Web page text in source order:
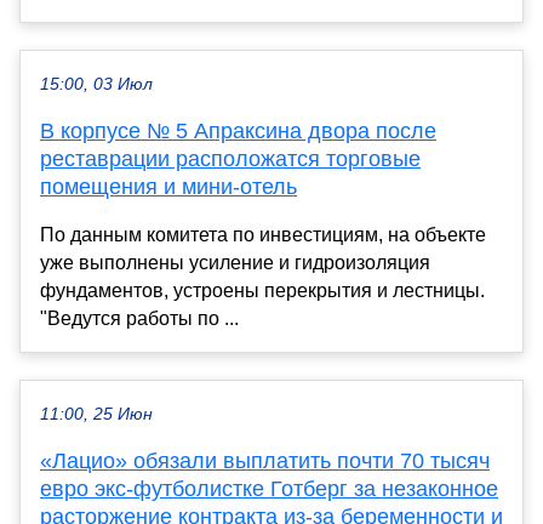
15:00, 03 Июл
В корпусе № 5 Апраксина двора после
реставрации расположатся торговые
помещения и мини-отель
По данным комитета по инвестициям, на объекте
уже выполнены усиление и гидроизоляция
фундаментов, устроены перекрытия и лестницы.
"Ведутся работы по ...
11:00, 25 Июн
«Лацио» обязали выплатить почти 70 тысяч
евро экс-футболистке Готберг за незаконное
расторжение контракта из-за беременности и